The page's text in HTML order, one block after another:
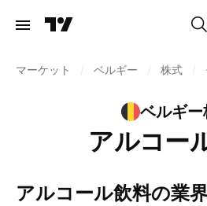
マーケット ベルギー 株式
ベルギー
アルコー
アルコール飲料の業界に属するベル